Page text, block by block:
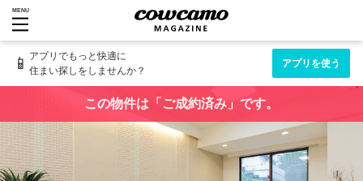
MENU
📱 アプリでもっと快適に
住まい探しをしませんか？
アプリを使う
この物件は「ご成約済み」です。